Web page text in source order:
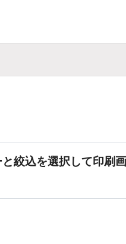
絞込を選択して印刷